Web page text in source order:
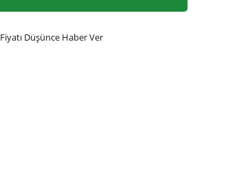
Fiyatı Düşünce Haber Ver